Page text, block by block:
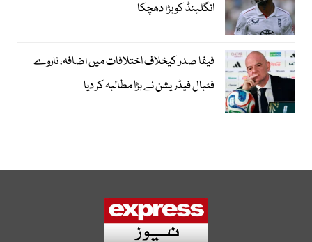
انگلینڈ کو بڑا دھچکا
فیفا صدر کیخلاف اختلافات میں اضافہ، ناروے
فٹبال فیڈریشن نے بڑا مطالبہ کر دیا